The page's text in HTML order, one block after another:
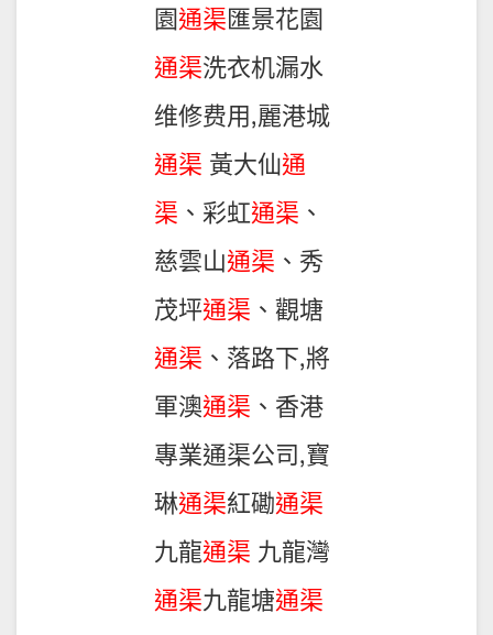
園通渠匯景花園
通渠洗衣机漏水
维修费用,麗港城
通渠 黃大仙通
渠 、彩虹通渠 、
慈雲山通渠 、秀
茂坪通渠 、觀塘
通渠 、落路下,將
軍澳通渠 、香港
專業通渠公司,寶
琳通渠紅磡通渠
九龍通渠 九龍灣
通渠九龍塘通渠